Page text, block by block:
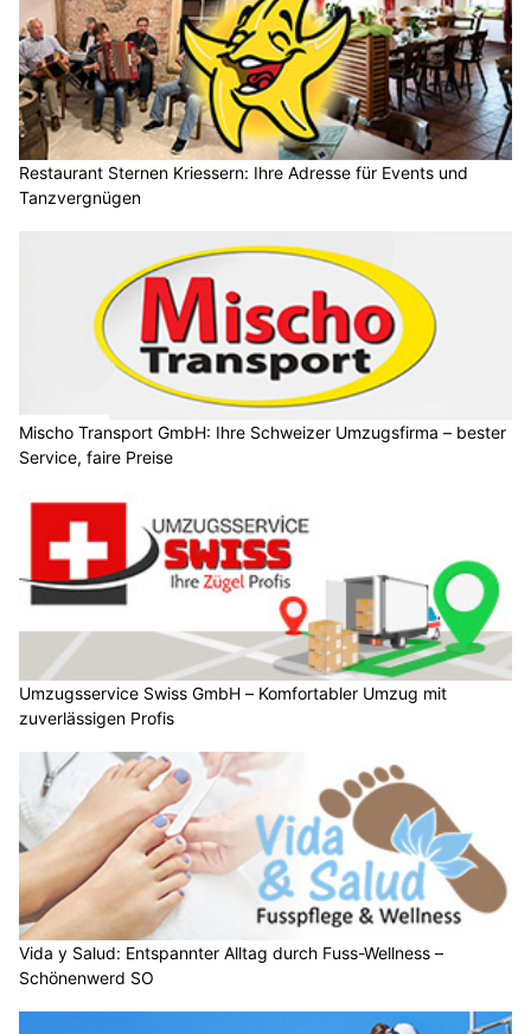
Restaurant Sternen Kriessern: Ihre Adresse für Events und
Tanzvergnügen
Mischo Transport GmbH: Ihre Schweizer Umzugsfirma – bester
Service, faire Preise
Umzugsservice Swiss GmbH – Komfortabler Umzug mit
zuverlässigen Profis
Vida y Salud: Entspannter Alltag durch Fuss-Wellness –
Schönenwerd SO